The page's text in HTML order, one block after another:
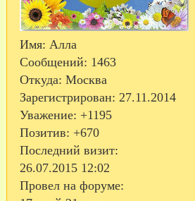
Имя: Алла
Сообщений: 1463
Откуда: Москва
Зарегистрирован: 27.11.2014
Уважение: +1195
Позитив: +670
Последний визит:
26.07.2015 12:02
Провел на форуме: